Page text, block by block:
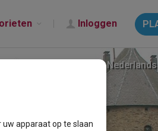
Inloggen
Nederlands
apparaat op te slaan